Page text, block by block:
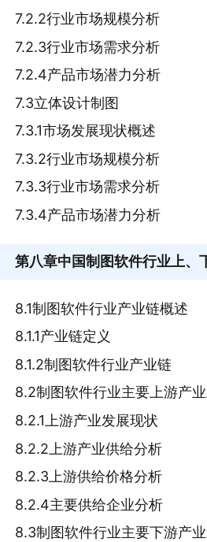
7.2.2行业市场规模分析
7.2.3行业市场需求分析
7.2.4产品市场潜力分析
7.3立体设计制图
7.3.1市场发展现状概述
7.3.2行业市场规模分析
7.3.3行业市场需求分析
7.3.4产品市场潜力分析
第八章中国制图软件行业上、
8.1制图软件行业产业链概述
8.1.1产业链定义
8.1.2制图软件行业产业链
8.2制图软件行业主要上游产
8.2.1上游产业发展现状
8.2.2上游产业供给分析
8.2.3上游供给价格分析
8.2.4主要供给企业分析
8.3制图软件行业主要下游产